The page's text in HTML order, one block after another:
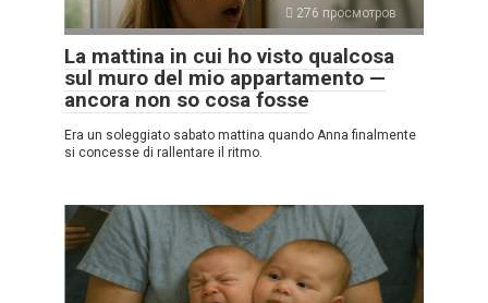
276 просмотров
La mattina in cui ho visto qualcosa
sul muro del mio appartamento —
ancora non so cosa fosse
Era un soleggiato sabato mattina quando Anna finalmente
si concesse di rallentare il ritmo.